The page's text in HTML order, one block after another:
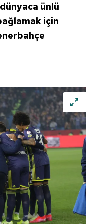
ünlü
için